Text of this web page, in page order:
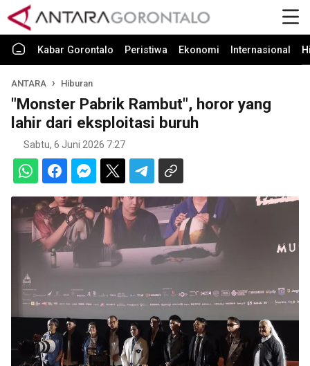
Kabar Gorontalo Peristiwa Ekonomi Internasional
ANTARA Hiburan
"Monster Pabrik Rambut", horor yang
lahir dari eksploitasi buruh
Sabtu, 6 Juni 2026 7:27